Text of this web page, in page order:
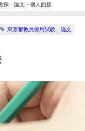
採 論文・個人面接
東京都教員採用試験 論文